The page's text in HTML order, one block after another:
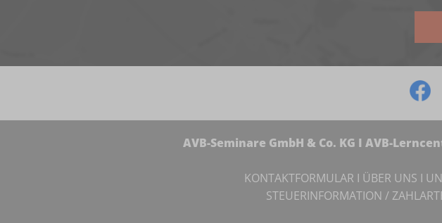
AVB-Seminare GmbH & Co. KG I AVB-
KONTAKTFORMULAR I ÜBER UNS I
STEUERINFORMATION /